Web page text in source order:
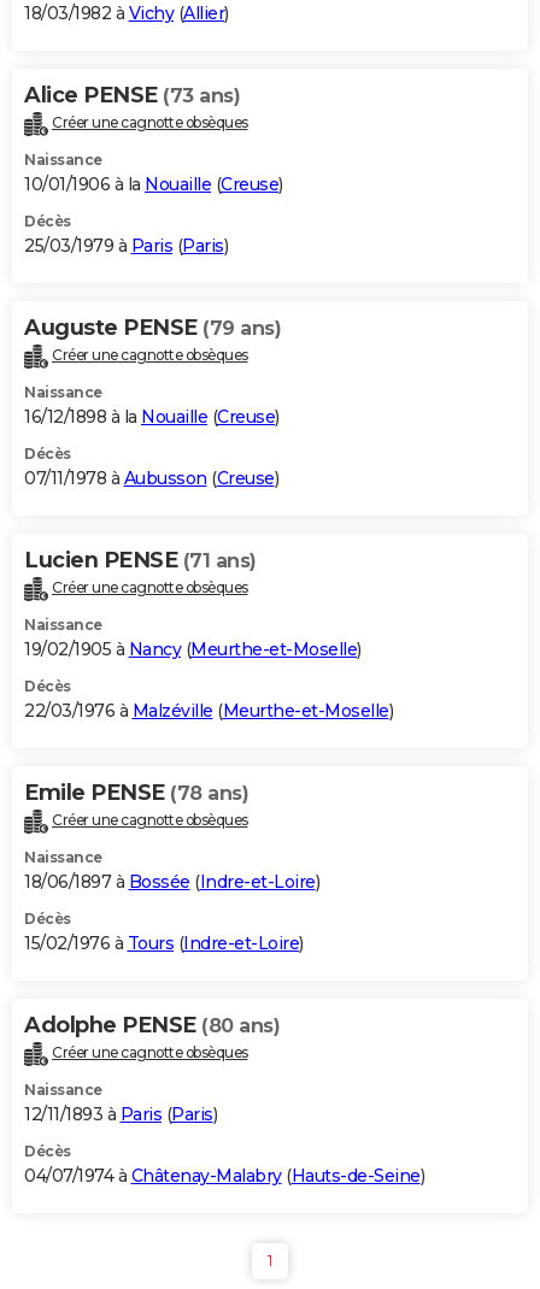
18/03/1982 à Vichy(Allier)
Alice PENSE (73 ans)
Créer une cagnotte obsèques
Naissance
10/01/1906 à la Nouaille (Creuse)
Décès
25/03/1979 à Paris (Paris)
Auguste PENSE (79 ans)
Créer une cagnotte obsèques
Naissance
16/12/1898 à la Nouaille (Creuse)
Décès
07/11/1978 à Aubusson (Creuse)
Lucien PENSE (71 ans)
Créer une cagnotte obsèques
Naissance
19/02/1905 à Nancy(Meurthe-et-Moselle)
Décès
22/03/1976 à Malzéville (Meurthe-et-Moselle)
Emile PENSE (78 ans)
Créer une cagnotte obsèques
Naissance
18/06/1897 à Bossée (Indre-et-Loire)
Décès
15/02/1976 à Tours (Indre-et-Loire)
Adolphe PENSE (80 ans)
Créer une cagnotte obsèques
Naissance
12/11/1893 à Paris (Paris)
Décès
04/07/1974 à Châtenay-Malabry(Hauts-de-Seine)
1